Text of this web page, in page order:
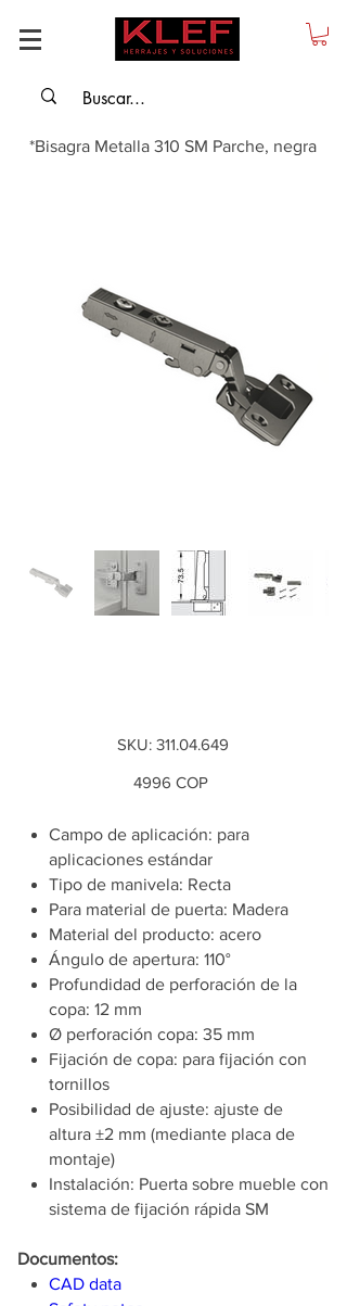
*Bisagra Metalla 310 SM Parche, negra
SKU: SKU
311.04.649
311.04.649
Precio
4996 COP
Campo de aplicación: para
aplicaciones estándar
Tipo de manivela: Recta
Para material de puerta: Madera
Material del producto: acero
Ángulo de apertura: 110°
Profundidad de perforación de la
copa: 12 mm
Ø perforación copa: 35 mm
Fijación de copa: para fijación con
tornillos
Posibilidad de ajuste: ajuste de
altura ±2 mm (mediante placa de
montaje)
Instalación: Puerta sobre mueble con
sistema de fijación rápida SM
Documentos:
CAD data